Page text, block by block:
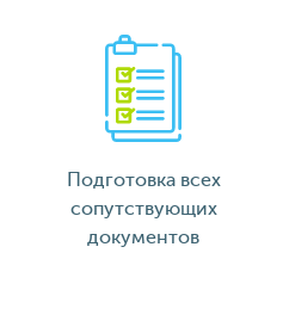
Подготовка всех
сопутствующих
документов